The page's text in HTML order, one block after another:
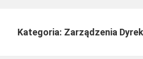
Kategoria: Zarządzenia